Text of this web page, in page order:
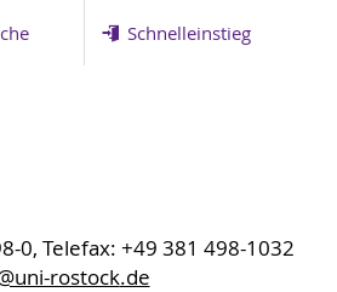
Schnelleinstieg
0, Telefax: +49 381 498-1032
rostock.de